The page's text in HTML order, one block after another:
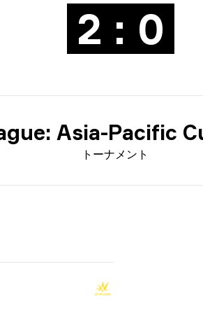
2 : 0
トーナメント
Asia-Pacific